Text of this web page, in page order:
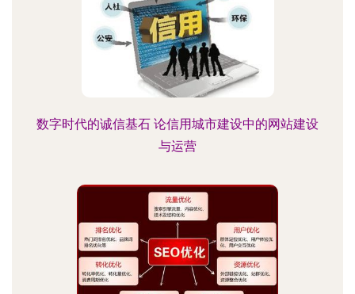
数字时代的诚信基石 论信用城市建设中的网站建设
与运营